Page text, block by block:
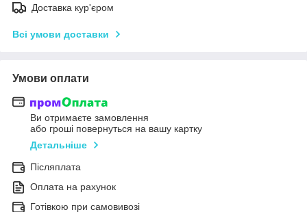
Доставка кур'єром
Всі умови доставки
Умови оплати
Ви отримаєте замовлення
або гроші повернуться на вашу картку
Детальніше
Післяплата
Оплата на рахунок
Готівкою при самовивозі